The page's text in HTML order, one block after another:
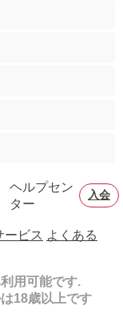
ヘルプセン
ター
入会
ービス よくある
用可能です.
18歳以上です